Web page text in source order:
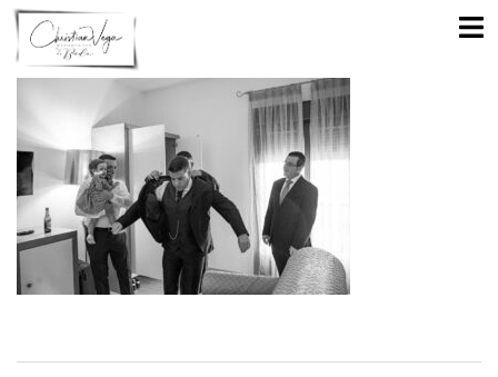
Saltar
contenido